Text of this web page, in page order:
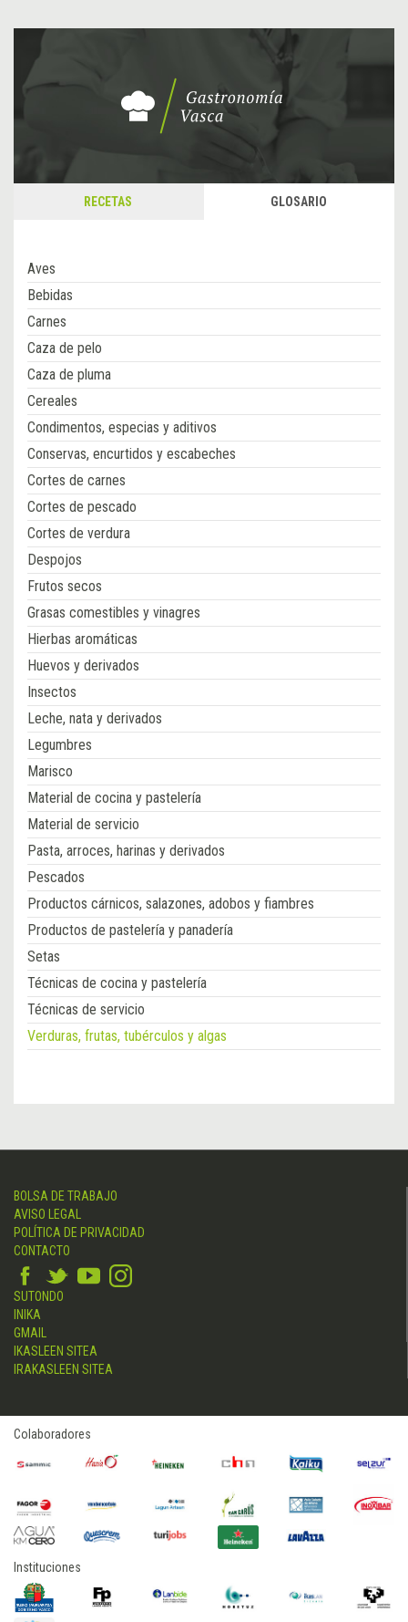
RECETAS GLOSARIO
Aves
Bebidas
Carnes
Caza de pelo
Caza de pluma
Cereales
Condimentos, especias y aditivos
Conservas, encurtidos y escabeches
Cortes de carnes
Cortes de pescado
Cortes de verdura
Despojos
Frutos secos
Grasas comestibles y vinagres
Hierbas aromáticas
Huevos y derivados
Insectos
Leche, nata y derivados
Legumbres
Marisco
Material de cocina y pastelería
Material de servicio
Pasta, arroces, harinas y derivados
Pescados
Productos cárnicos, salazones, adobos y fiambres
Productos de pastelería y panadería
Setas
Técnicas de cocina y pastelería
Técnicas de servicio
Verduras, frutas, tubérculos y algas
BOLSA DE TRABAJO
AVISO LEGAL
POLÍTICA DE PRIVACIDAD
CONTACTO
SUTONDO
INIKA
GMAIL
IKASLEEN SITEA
IRAKASLEEN SITEA
Colaboradores
Instituciones